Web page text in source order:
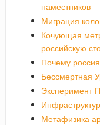
наместников
Миграция
Кочующая
российскую
Почему
Бессмертная
Эксперимент
Метафизика